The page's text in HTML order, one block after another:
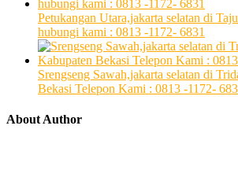
Petukangan Utara,jakarta selatan di
hubungi kami : 0813 -1172- 6831
Srengseng Sawah,jakarta selatan di
Bekasi Telepon Kami : 0813 -1172-
About Author